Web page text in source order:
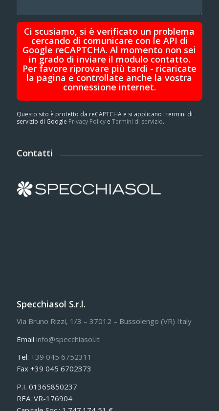
Ci scusiamo, si è verificato un problema
cercando di comunicare con le API di
Google reCAPTCHA. Al momento non sei
in grado di inviare il modulo contatto.
Per favore riprovare più tardi - ricaricate
la pagina e controllate anche la vostra
connessione internet.
Questo sito è protetto da reCAPTCHA e si applicano i termini di
servizio di Google Privacy Policye Termini di servizio.
Contatti
Specchiasol S.r.l.
Via Bruno Rizzi, 1/3 – 37012 – Bussolengo (VR) Italy
Email info@specchiasol.it
Tel. +39 045 6752311
Fax +39 045 6702373
P.I. 01365850237
REA: VR-176904